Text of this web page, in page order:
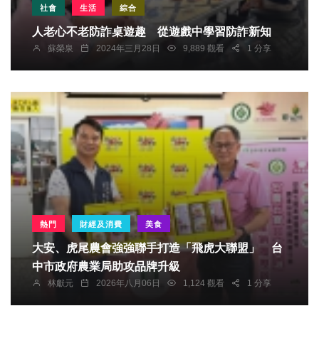
社會 生活 綜合
人老心不老防詐桌遊趣 從遊戲中學習防詐新知
蘇榮泉 2024年三月28日 9,889 觀看 1 分享
熱門 財經及消費 美食
大安、虎尾農會強強聯手打造「飛虎大聯盟」 台
中市政府農業局助攻品牌升級
林獻元 2026年八月06日 1,124 觀看 1 分享